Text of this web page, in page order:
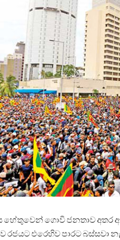
හේතුවෙන් ගොවි ජනතාව
රජයට එරෙහිව පාරට බස්සවා